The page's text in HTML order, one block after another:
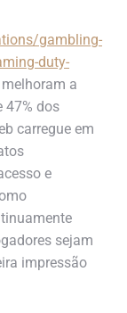
gambling-
duty-
a
47% dos
carregue em
e
sejam
impressão